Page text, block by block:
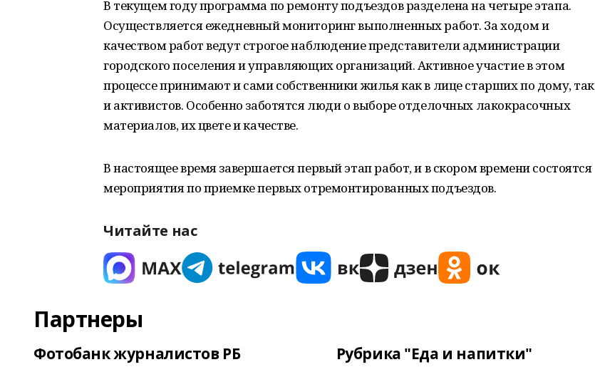
В текущем году программа по ремонту подъездов разделена на четыре этапа.
Осуществляется ежедневный мониторинг выполненных работ. За ходом и
качеством работ ведут строгое наблюдение представители администрации
городского поселения и управляющих организаций. Активное участие в этом
процессе принимают и сами собственники жилья как в лице старших по дому, так
и активистов. Особенно заботятся люди о выборе отделочных лакокрасочных
материалов, их цвете и качестве.
В настоящее время завершается первый этап работ, и в скором времени состоятся
мероприятия по приемке первых отремонтированных подъездов.
Читайте нас
Партнеры
Фотобанк журналистов РБ Рубрика "Еда и напитки"